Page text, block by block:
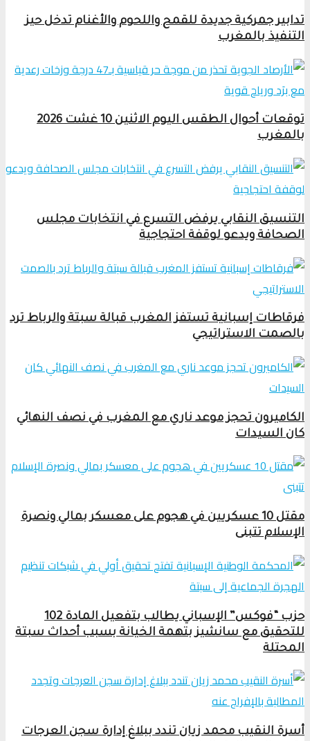
تدابير جمركية جديدة للقمح واللحوم والأغنام تدخل حيز
التنفيذ بالمغرب
توقعات أحوال الطقس اليوم الاثنين 10 غشت 2026
بالمغرب
التنسيق النقابي يرفض التسرع في انتخابات مجلس
الصحافة ويدعو لوقفة احتجاجية
فرقاطات إسبانية تستفز المغرب قبالة سبتة والرباط ترد
بالصمت الاستراتيجي
الكاميرون تحجز موعد ناري مع المغرب في نصف النهائي
كان السيدات
مقتل 10 عسكريين في هجوم على معسكر بمالي ونصرة
الإسلام تتبنى
حزب “فوكس” الإسباني يطالب بتفعيل المادة 102
للتحقيق مع سانشيز بتهمة الخيانة بسبب أحداث سبتة
المحتلة
أسرة النقيب محمد زيان تندد ببلاغ إدارة سجن العرجات